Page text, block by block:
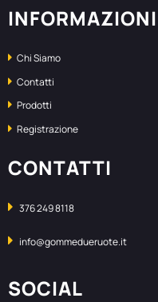
INFORMAZIONI
Chi Siamo
Contatti
Prodotti
Registrazione
CONTATTI
376 249 8118
info@gommedueruote.it
SOCIAL